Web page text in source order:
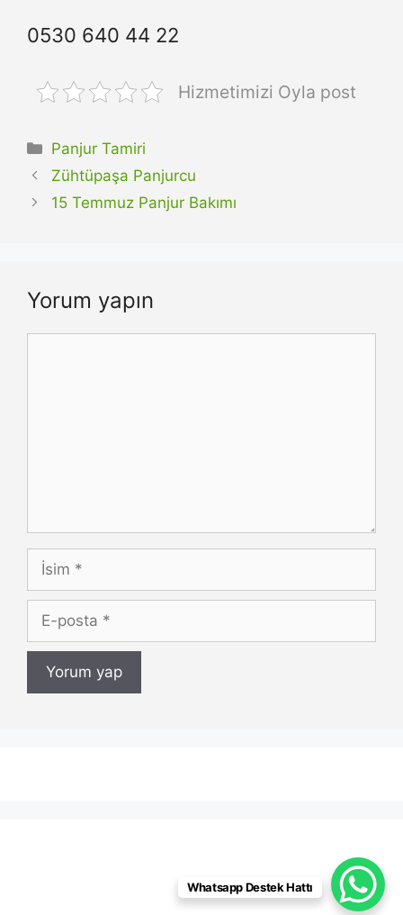
0530 640 44 22
Hizmetimizi Oyla post
Kategoriler
Panjur Tamiri
Zühtüpaşa Panjurcu
15 Temmuz Panjur Bakımı
Yorum yapın
İsim
posta
Whatsapp Destek Hattı